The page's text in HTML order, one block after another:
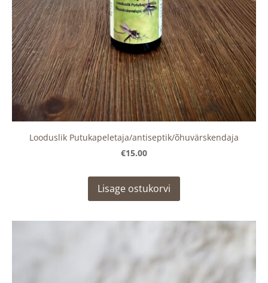
Looduslik Putukapeletaja/antiseptik/õhuvärskendaja
€15.00
Lisage ostukorvi